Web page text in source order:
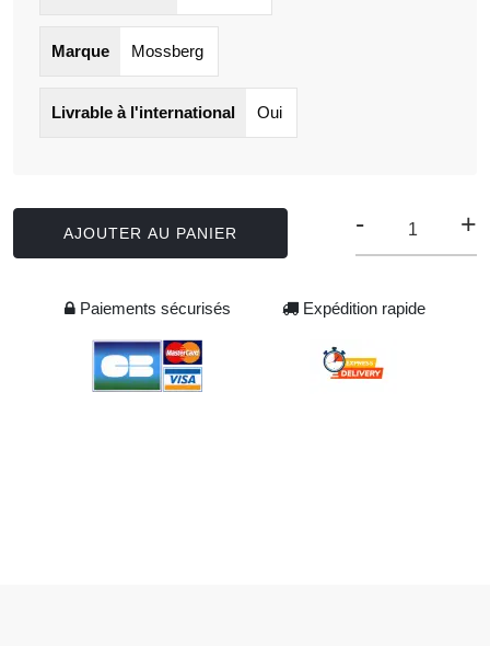
Marque Mossberg
Livrable à l'international Oui
AJOUTER AU PANIER - +
Paiements sécurisés Expédition rapide